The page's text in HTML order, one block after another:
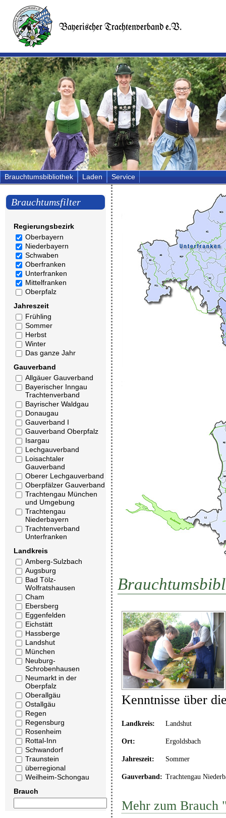
Brauchtumsbibliothek Laden Service
Brauchtumsfilter
Regierungsbezirk
Oberbayern
Niederbayern
Schwaben
Oberfranken
Unterfranken
Mittelfranken
Oberpfalz
Jahreszeit
Frühling
Sommer
Herbst
Winter
Das ganze Jahr
Gauverband
Allgäuer Gauverband
Bayerischer Inngau
Trachtenverband
Bayrischer Waldgau
Donaugau
Gauverband I
Gauverband Oberpfalz
Isargau
Lechgauverband
Loisachtaler
Gauverband
Oberer Lechgauverband
Oberpfälzer Gauverband
Trachtengau München
und Umgebung
Trachtengau
Niederbayern
Trachtenverband
Unterfranken
Landkreis
Amberg-Sulzbach
Augsburg
Bad Tölz-
Wolfratshausen
Cham
Ebersberg
Eggenfelden
Eichstätt
Hassberge
Landshut
München
Neuburg-
Schrobenhausen
Neumarkt in der
Oberpfalz
Oberallgäu
Ostallgäu
Regen
Regensburg
Rosenheim
Rottal-Inn
Schwandorf
Traunstein
überregional
Weilheim-Schongau
Brauch
Kenntnisse über
Landkreis: Landshut
Ort: Ergoldsbach
Jahreszeit: Sommer
Gauverband: Trachtengau
Mehr zum Brauch